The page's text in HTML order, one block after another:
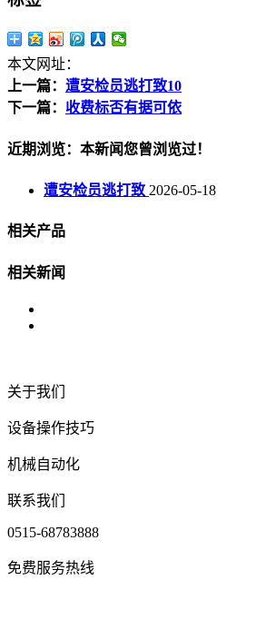
本文网址：
上一篇： 遭安检员逃打致10
下一篇： 收费标否有据可依
近期浏览：本新闻您曾浏览过！
遭安检员逃打致 2026-05-18
相关产品
相关新闻
关于我们
设备操作技巧
机械自动化
联系我们
0515-68783888
免费服务热线